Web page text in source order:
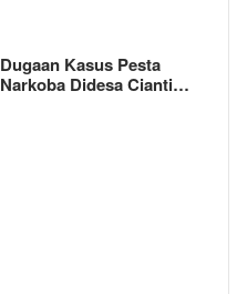
Dugaan Kasus Pesta
Narkoba Didesa Cianti…